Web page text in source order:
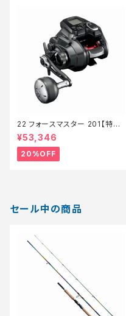
22 フォースマスター 201【特価
リール】【20】
¥53,346
20%OFF
セール中の商品